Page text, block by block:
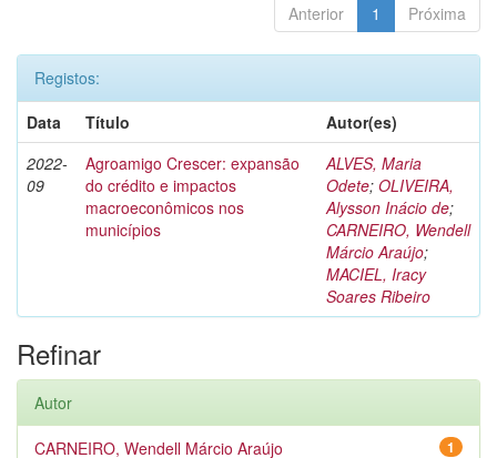
Anterior 1 Próxima
Registos:
Data
Título
Autor(es)
2022-
09
Agroamigo Crescer: expansão
do crédito e impactos
macroeconômicos nos
municípios
ALVES, Maria
Odete; OLIVEIRA,
Alysson Inácio de;
CARNEIRO, Wendell
Márcio Araújo;
MACIEL, Iracy
Soares Ribeiro
Refinar
Autor
1
CARNEIRO, Wendell Márcio Araújo